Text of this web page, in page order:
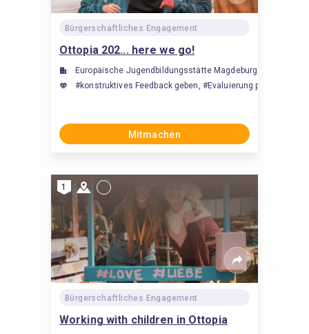
Bürgerschaftliches Engagement
Ottopia 202... here we go!
Europäische Jugendbildungsstätte Magdeburg (EJBM)
#konstruktives Feedback geben, #Evaluierung psychischer
Mitmachen
1
Bürgerschaftliches Engagement
Working with children in Ottopia